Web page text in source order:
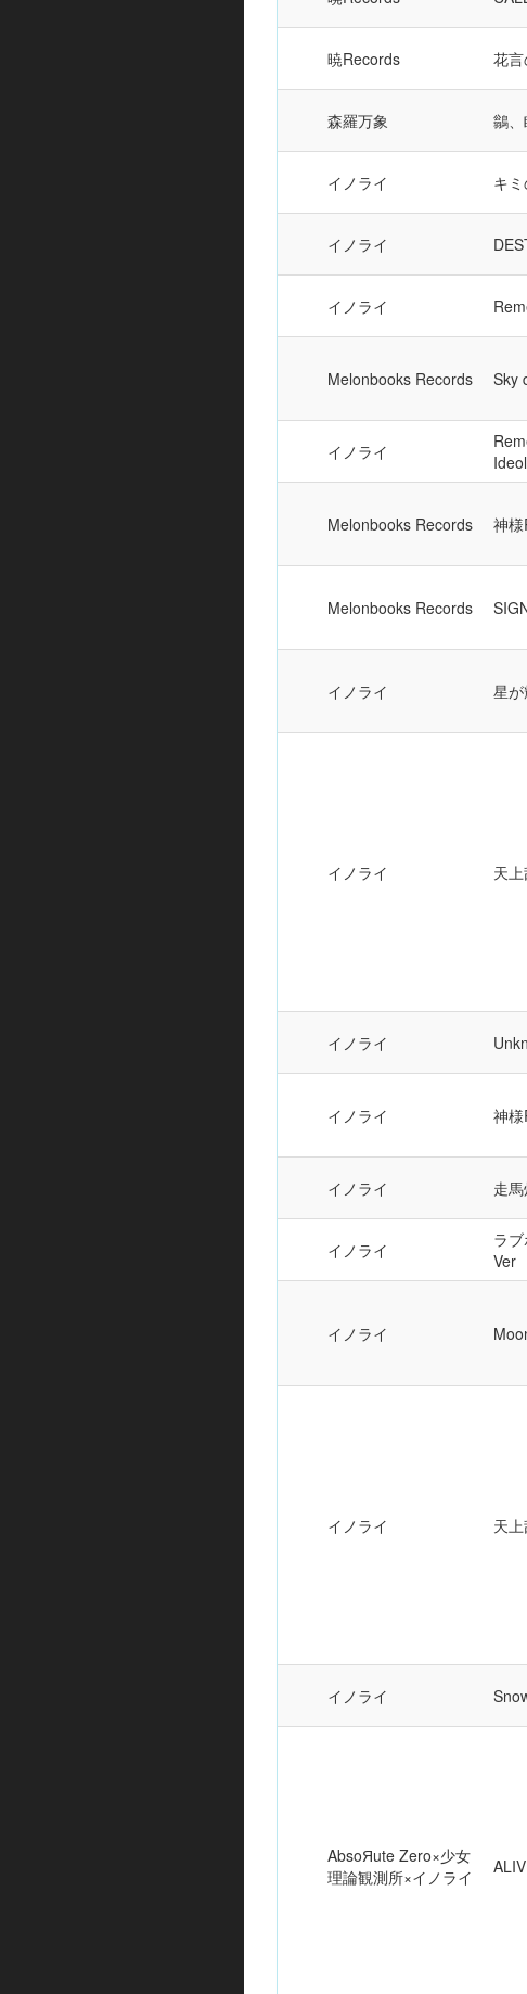
暁Records 花
森羅万象 鶲、
イノライ キ
イノライ
イノライ
Melonbooks Records Sky
イノライ
Melonbooks Records 神
Melonbooks Records
イノライ 星
イノライ 天
イノライ
イノライ 神
イノライ 走
イノライ
ラ
Ver
イノライ
イノライ 天
イノライ
AbsoЯute Zero×少女
理論観測所×イノライ